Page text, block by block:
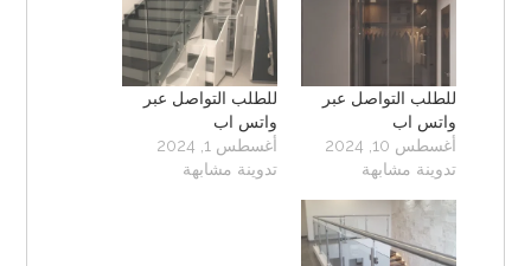
للطلب التواصل عبر
واتس اب
أغسطس 10, 2024
تدوينة مشابهة
للطلب التواصل عبر
واتس اب
أغسطس 1, 2024
تدوينة مشابهة